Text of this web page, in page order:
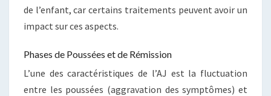
de l’enfant, car certains traitements peuvent avoir un
impact sur ces aspects.
Phases de Poussées et de Rémission
L’une des caractéristiques de l’AJ est la fluctuation
entre les poussées (aggravation des symptômes) et